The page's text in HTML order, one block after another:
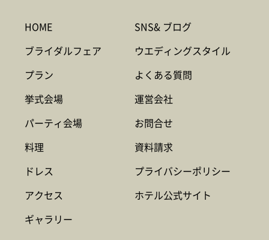
HOME
ブライダルフェア
プラン
挙式会場
パーティ会場
料理
ドレス
アクセス
ギャラリー
SNS& ブログ
ウエディングスタイル
よくある質問
運営会社
お問合せ
資料請求
プライバシーポリシー
ホテル公式サイト